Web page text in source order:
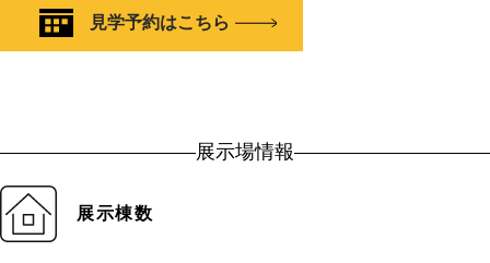
見学予約はこちら
展示場情報
展示棟数